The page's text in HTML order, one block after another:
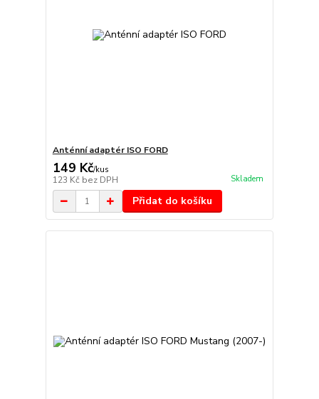
Anténní adaptér ISO FORD
149 Kč/kus
123 Kč bez DPH Skladem
Přidat do košíku